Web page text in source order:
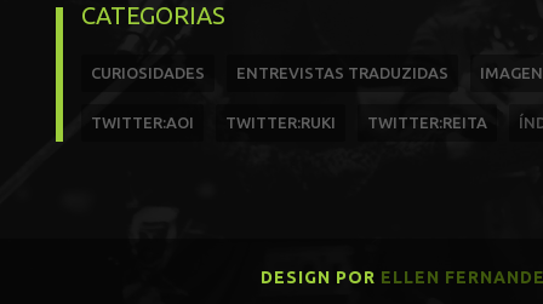
CATEGORIAS
CURIOSIDADES ENTREVISTAS TRADUZIDAS
TWITTER:AOI TWITTER:RUKI TWITTER:REITA
DESIGN POR ELLEN